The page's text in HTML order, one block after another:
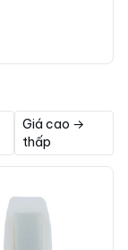
Giá cao →
thấp